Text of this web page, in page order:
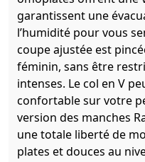
garantissent une
l’humidité pour vous
coupe ajustée est
féminin, sans être
intenses. Le col en V
confortable sur votre
version des manches
une totale liberté de
plates et douces au